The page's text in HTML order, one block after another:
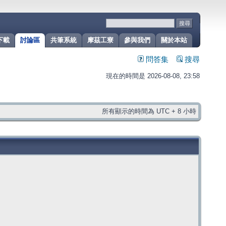
關於本站
參與我們
摩茲工寮
共筆系統
討論區
載
問答集 搜尋
現在的時間是 2026-08-08, 23:58
所有顯示的時間為 UTC + 8 小時